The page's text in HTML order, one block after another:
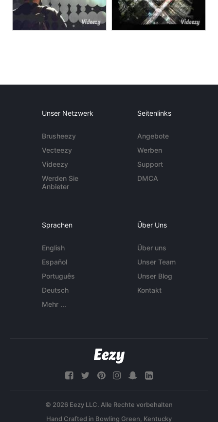
Unser Netzwerk
Brusheezy
Vecteezy
Videezy
Werden Sie
Anbieter
Seitenlinks
Angebote
Werben
Support
DMCA
Sprachen
English
Español
Português
Deutsch
Mehr ...
Über Uns
Über uns
Unser Team
Unser Blog
Kontakt
© 2026 Eezy LLC. Alle Rechte vorbehalten